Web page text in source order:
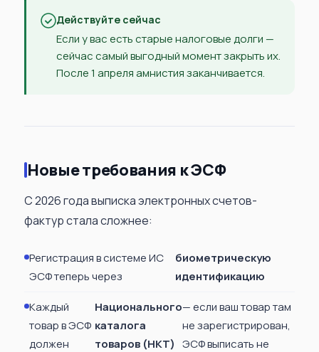
Действуйте сейчас
Если у вас есть старые налоговые долги —
сейчас самый выгодный момент закрыть их.
После 1 апреля амнистия заканчивается.
Новые требования к ЭСФ
С 2026 года выписка электронных счетов-
фактур стала сложнее:
Регистрация в системе ИС
ЭСФ теперь через
биометрическую
идентификацию
Каждый
товар в ЭСФ
должен
Национального
каталога
товаров (НКТ)
— если ваш товар там
не зарегистрирован,
ЭСФ выписать не